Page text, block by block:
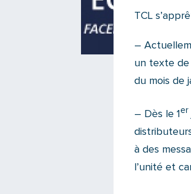
TCL
–
un texte de
du mois de
– Dès le 1 er
à des
l’unité et